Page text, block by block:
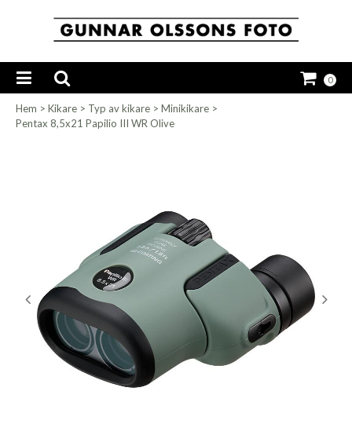
0
Hem > Kikare > Typ av kikare > Minikikare >
Pentax 8,5x21 Papilio III WR Olive